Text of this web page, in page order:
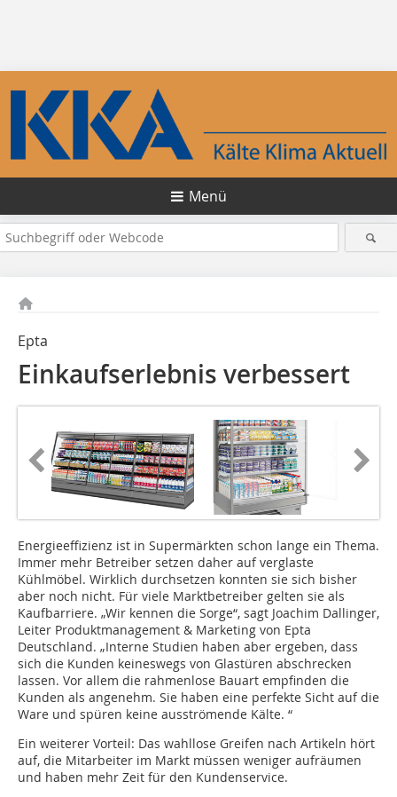
Menü
Epta
Einkaufserlebnis verbessert
Energieeffizienz ist in Supermärkten schon lange ein Thema.
Immer mehr Betreiber setzen daher auf verglaste
Kühlmöbel. Wirklich durchsetzen konnten sie sich bisher
aber noch nicht. Für viele Marktbetreiber gelten sie als
Kaufbarriere. „Wir kennen die Sorge“, sagt Joachim Dallinger,
Leiter Produktmanagement & Marketing von Epta
Deutschland. „Interne Studien haben aber ergeben, dass
sich die Kunden keineswegs von Glastüren abschrecken
lassen. Vor allem die rahmenlose Bauart empfinden die
Kunden als angenehm. Sie haben eine perfekte Sicht auf die
Ware und spüren keine ausströmende Kälte. “
Ein weiterer Vorteil: Das wahllose Greifen nach Artikeln hört
auf, die Mitarbeiter im Markt müssen weniger aufräumen
und haben mehr Zeit für den Kundenservice.